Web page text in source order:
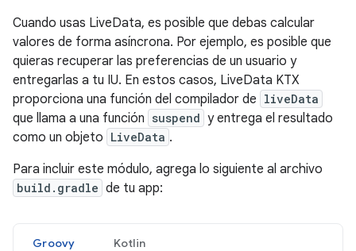
Cuando usas LiveData, es posible que debas calcular
valores de forma asíncrona. Por ejemplo, es posible que
quieras recuperar las preferencias de un usuario y
entregarlas a tu IU. En estos casos, LiveData KTX
proporciona una función del compilador de liveData
que llama a una función suspend y entrega el resultado
como un objeto LiveData .
Para incluir este módulo, agrega lo siguiente al archivo
build.gradle de tu app:
Groovy Kotlin